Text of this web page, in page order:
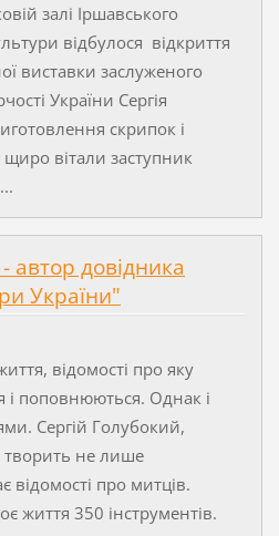
залі Іршавського
відбулося відкриття
виставки заслуженого
України Сергія
скрипок і
вітали заступник
автор довідника
України"
відомості про яку
і поповнюються. Однак і
Сергій Голубокий,
творить не лише
відомості про митців.
життя 350 інструментів.